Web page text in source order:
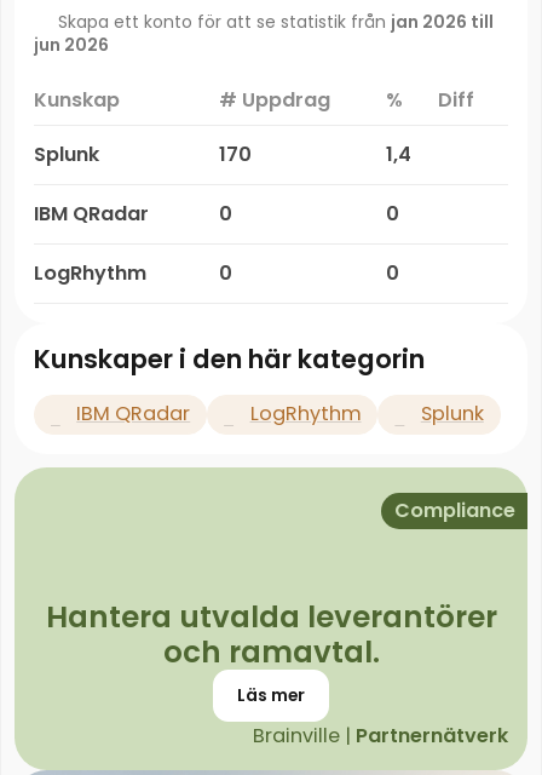
Skapa ett konto för att se statistik från jan 2026 till
jun 2026
Kunskap # Uppdrag %
Diff
Splunk
170 1,4
IBM QRadar 0 0
LogRhythm 0 0
Kunskaper i den här kategorin
IBM QRadar LogRhythm Splunk
Compliance
Hantera utvalda leverantörer
och ramavtal.
Läs mer
Brainville | Partnernätverk